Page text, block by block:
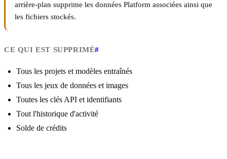
arrière-plan supprime les données Platform associées ainsi que
les fichiers stockés.
CE QUI EST SUPPRIMÉ#
Tous les projets et modèles entraînés
Tous les jeux de données et images
Toutes les clés API et identifiants
Tout l'historique d'activité
Solde de crédits